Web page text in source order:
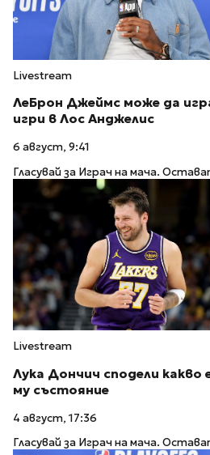
Livestream
ЛеБрон Джеймс може да
игри в Лос Анджелис
6 август, 9:41
Гласувай за Играч на мача.
Livestream
Лука Дончич сподели какво
му състояние
4 август, 17:36
Гласувай за Играч на мача.